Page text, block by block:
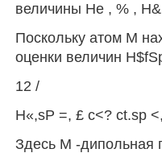
величины Не , % ,
Поскольку атом М
оценки величин
12 /
H«,sP =, £ с<? ct.sp
Здесь М -дипольная